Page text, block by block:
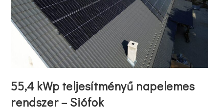
55,4 kWp teljesítményű napelemes
rendszer – Siófok